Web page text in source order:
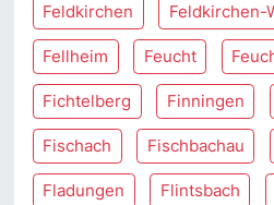
Feldkirchen Feldkirchen-
Fellheim Feucht
Fichtelberg Finningen
Fischach Fischbachau
Fladungen Flintsbach